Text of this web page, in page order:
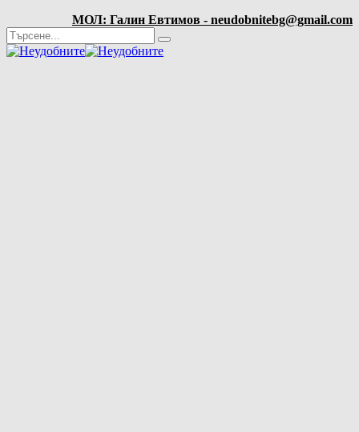
МОЛ: Галин Евтимов - neudobnitebg@gmail.com